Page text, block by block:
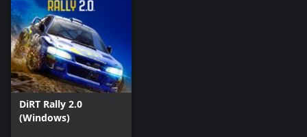
DiRT Rally 2.0
(Windows)